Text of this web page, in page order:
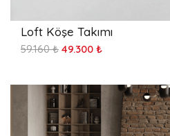
Loft Köşe Takımı
59.160 ₺ 49.300 ₺